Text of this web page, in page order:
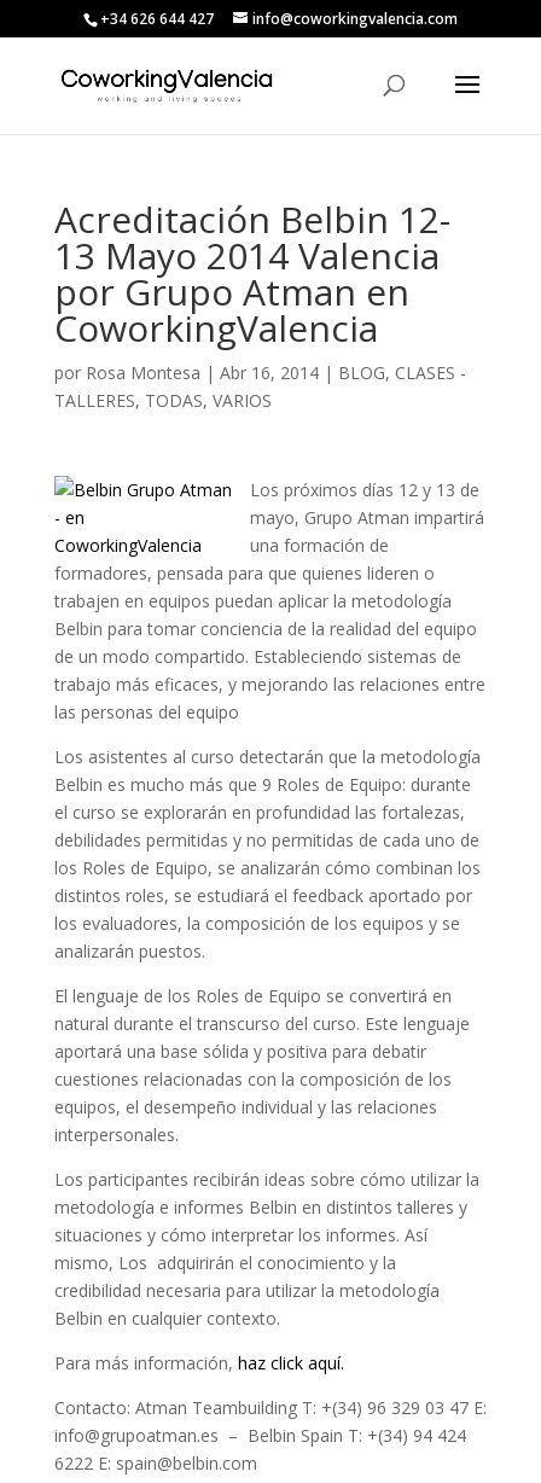
+34 626 644 427 info@coworkingvalencia.com
Acreditación Belbin 12-
13 Mayo 2014 Valencia
por Grupo Atman en
CoworkingValencia
por Rosa Montesa | Abr 16, 2014| BLOG, CLASES -
TALLERES, TODAS, VARIOS
Los próximos días 12 y 13 de
mayo, Grupo Atman impartirá
una formación de
formadores, pensada para que quienes lideren o
trabajen en equipos puedan aplicar la metodología
Belbin para tomar conciencia de la realidad del equipo
de un modo compartido. Estableciendo sistemas de
trabajo más eficaces, y mejorando las relaciones entre
las personas del equipo
Los asistentes al curso detectarán que la metodología
Belbin es mucho más que 9 Roles de Equipo: durante
el curso se explorarán en profundidad las fortalezas,
debilidades permitidas y no permitidas de cada uno de
los Roles de Equipo, se analizarán cómo combinan los
distintos roles, se estudiará el feedback aportado por
los evaluadores, la composición de los equipos y se
analizarán puestos.
El lenguaje de los Roles de Equipo se convertirá en
natural durante el transcurso del curso. Este lenguaje
aportará una base sólida y positiva para debatir
cuestiones relacionadas con la composición de los
equipos, el desempeño individual y las relaciones
interpersonales.
Los participantes recibirán ideas sobre cómo utilizar la
metodología e informes Belbin en distintos talleres y
situaciones y cómo interpretar los informes. Así
mismo, Los adquirirán el conocimiento y la
credibilidad necesaria para utilizar la metodología
Belbin en cualquier contexto.
Para más información, haz click aquí.
Contacto: Atman Teambuilding T: +(34) 96 329 03 47 E:
info@grupoatman.es – Belbin Spain T: +(34) 94 424
6222 E: spain@belbin.com